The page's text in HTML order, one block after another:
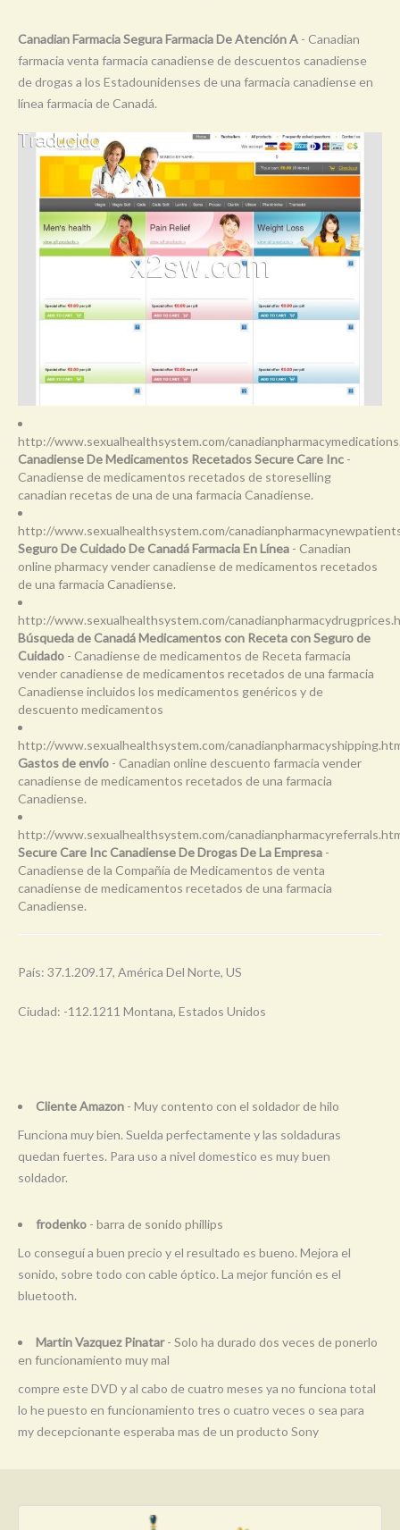
Canadian Farmacia Segura Farmacia De Atención A - Canadian
farmacia venta farmacia canadiense de descuentos canadiense
de drogas a los Estadounidenses de una farmacia canadiense en
línea farmacia de Canadá.
http://www.sexualhealthsystem.com/
Canadiense De Medicamentos Recetados Secure Care Inc -
Canadiense de medicamentos recetados de storeselling
canadian recetas de una de una farmacia Canadiense.
http://www.sexualhealthsystem.com/
Seguro De Cuidado De Canadá Farmacia En Línea - Canadian
online pharmacy vender canadiense de medicamentos recetados
de una farmacia Canadiense.
http://www.sexualhealthsystem.com/
Búsqueda de Canadá Medicamentos con Receta con Seguro de
Cuidado - Canadiense de medicamentos de Receta farmacia
vender canadiense de medicamentos recetados de una farmacia
Canadiense incluidos los medicamentos genéricos y de
descuento medicamentos
http://www.sexualhealthsystem.com/
Gastos de envío - Canadian online descuento farmacia vender
canadiense de medicamentos recetados de una farmacia
Canadiense.
http://www.sexualhealthsystem.com/
Secure Care Inc Canadiense De Drogas De La Empresa -
Canadiense de la Compañía de Medicamentos de venta
canadiense de medicamentos recetados de una farmacia
Canadiense.
País: 37.1.209.17, América Del Norte, US
Ciudad: -112.1211 Montana, Estados Unidos
Cliente Amazon - Muy contento con el soldador de hilo
Funciona muy bien. Suelda perfectamente y las soldaduras
quedan fuertes. Para uso a nivel domestico es muy buen
soldador.
frodenko - barra de sonido phillips
Lo conseguí a buen precio y el resultado es bueno. Mejora el
sonido, sobre todo con cable óptico. La mejor función es el
bluetooth.
Martin Vazquez Pinatar- Solo ha durado dos veces de ponerlo
en funcionamiento muy mal
compre este DVD y al cabo de cuatro meses ya no funciona total
lo he puesto en funcionamiento tres o cuatro veces o sea para
my decepcionante esperaba mas de un producto Sony